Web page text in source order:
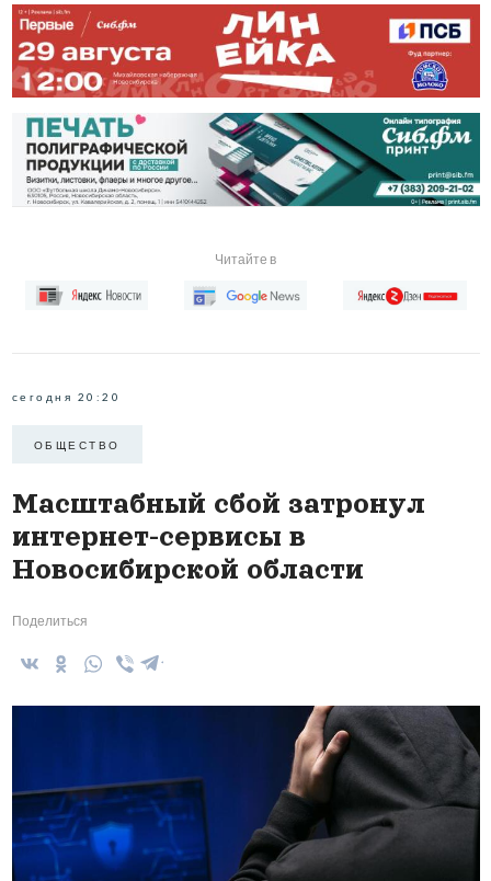
Читайте в
сегодня 20:20
ОБЩЕСТВО
Масштабный сбой затронул
интернет-сервисы в
Новосибирской области
Поделиться